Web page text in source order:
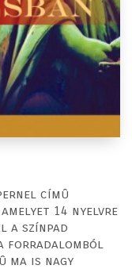
címû
14 nyelvre
a színpad
forradalomból
ma is nagy